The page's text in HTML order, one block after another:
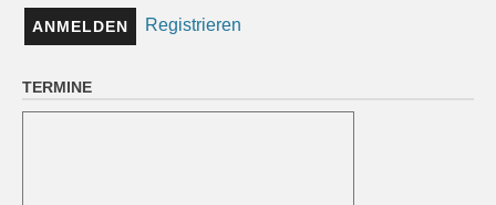
Registrieren
TERMINE